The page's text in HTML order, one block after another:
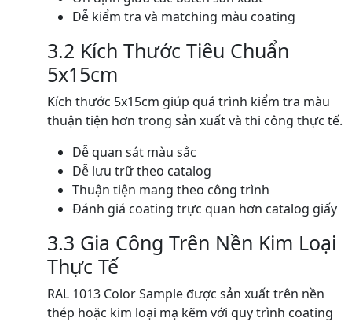
Dễ kiểm tra và matching màu coating
3.2 Kích Thước Tiêu Chuẩn
5x15cm
Kích thước 5x15cm giúp quá trình kiểm tra màu
thuận tiện hơn trong sản xuất và thi công thực tế.
Dễ quan sát màu sắc
Dễ lưu trữ theo catalog
Thuận tiện mang theo công trình
Đánh giá coating trực quan hơn catalog giấy
3.3 Gia Công Trên Nền Kim Loại
Thực Tế
RAL 1013 Color Sample được sản xuất trên nền
thép hoặc kim loại mạ kẽm với quy trình coating